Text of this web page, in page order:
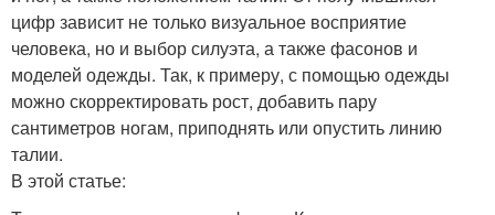
цифр зависит не только визуальное восприятие
человека, но и выбор силуэта, а также фасонов и
моделей одежды. Так, к примеру, с помощью одежды
можно скорректировать рост, добавить пару
сантиметров ногам, приподнять или опустить линию
талии.
В этой статье: